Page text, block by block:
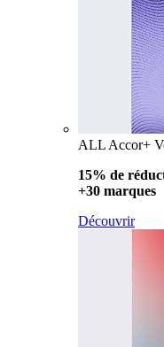
ALL Accor+
15% de
+30 marques
Découvrir